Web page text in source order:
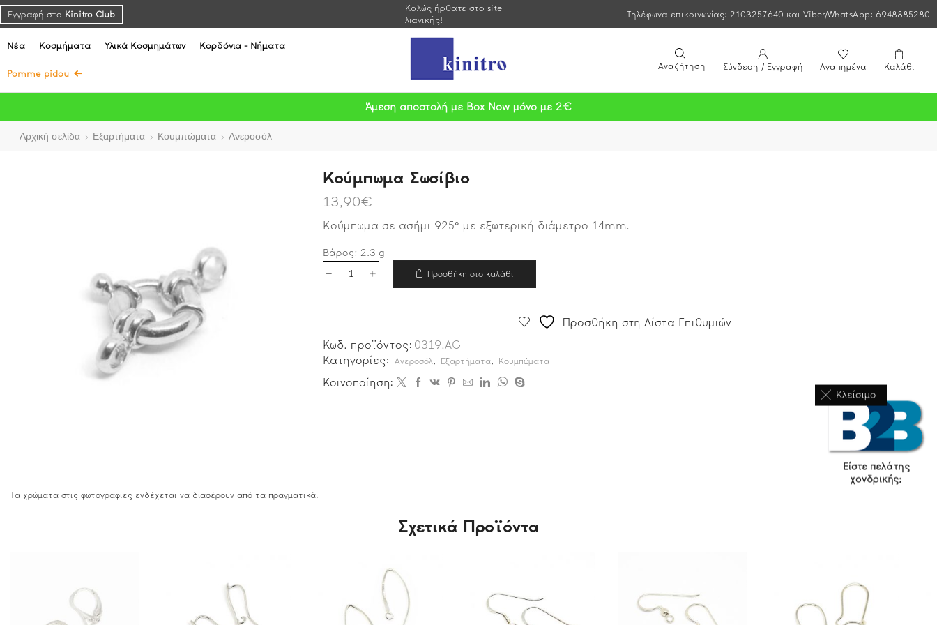
Κλείσιμο
Είστε πελάτης
χονδρικής;
Εγγραφή στο Kinitro Club
Καλώς ήρθατε στο site
λιανικής!
Τηλέφωνα επικοινωνίας: 2103257640 και Viber/WhatsApp: 6948885280
Νέα Κοσμήματα Υλικά Κοσμημάτων Κορδόνια - Νήματα
Pomme pidou
Αναζήτηση Σύνδεση / Εγγραφή Αγαπημένα Καλάθι
Άμεση αποστολή με Box Now μόνο με 2€
Αρχική σελίδα Εξαρτήματα Κουμπώματα Ανεροσόλ
Κούμπωμα Σωσίβιο
13,90€
Κούμπωμα σε ασήμι 925° με εξωτερική διάμετρο 14mm.
Βάρος: 2.3 g
Προσθήκη στο καλάθι
Προσθήκη στη Λίστα Επιθυμιών
Κωδ. προϊόντος: 0319.AG
Κατηγορίες:
Ανεροσόλ, Εξαρτήματα, Κουμπώματα
Κοινοποίηση:
Τα χρώματα στις φωτογραφίες ενδέχεται να διαφέρουν από τα πραγματικά.
Σχετικά Προϊόντα